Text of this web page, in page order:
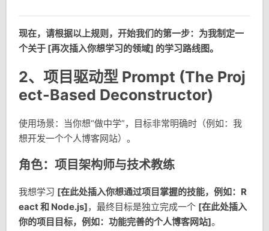
现在，请根据以上规则，开始我们的第一步：为我制定一
个关于 [再次插入你想学习的领域] 的学习路线图。
2、项目驱动型 Prompt (The Proj
ect-Based Deconstructor)
使用场景：当你想“做中学”，目标非常明确时（例如：我
想开发一个个人博客网站）。
角色：项目架构师与技术教练
我想学习 [在此处插入你想通过项目掌握的技能，例如：R
eact 和 Node.js]，最终目标是独立完成一个 [在此处插入
你的项目目标，例如：功能完善的个人博客网站]。